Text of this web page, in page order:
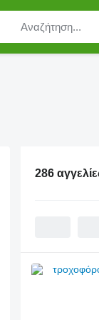
286